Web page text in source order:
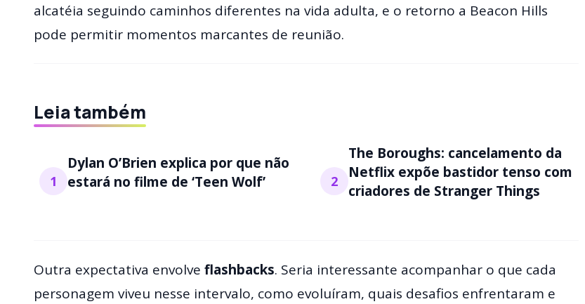
alcatéia seguindo caminhos diferentes na vida adulta, e o retorno a Beacon Hills
pode permitir momentos marcantes de reunião.
Leia também
1
Dylan O’Brien explica por que não
estará no filme de ‘Teen Wolf’
2
The Boroughs: cancelamento da
Netflix expõe bastidor tenso com
criadores de Stranger Things
Outra expectativa envolve flashbacks. Seria interessante acompanhar o que cada
personagem viveu nesse intervalo, como evoluíram, quais desafios enfrentaram e